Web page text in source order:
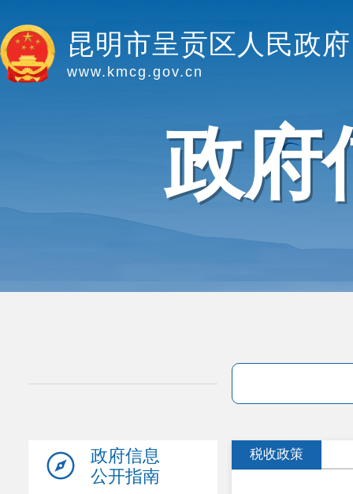
昆明市呈贡区人民政府
www.kmcg.gov.cn
政府
政府信息
公开指南
税收政策